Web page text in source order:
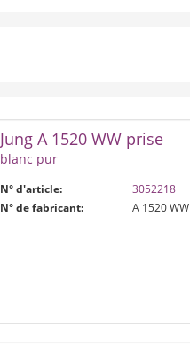
Jung A 1520 WW prise
blanc pur
N° d'article:
3052218
N° de fabricant:
A 1520 WW